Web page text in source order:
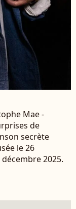
Mae -
de
secrète
le 26
2025.